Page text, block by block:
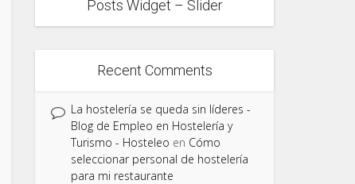
Posts Widget – Slider
Recent Comments
La hostelería se queda sin líderes -
Blog de Empleo en Hostelería y
Turismo - Hosteleo en Cómo
seleccionar personal de hostelería
para mi restaurante